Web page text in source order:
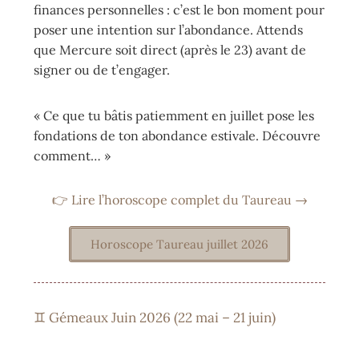
finances personnelles : c’est le bon moment pour
poser une intention sur l’abondance. Attends
que Mercure soit direct (après le 23) avant de
signer ou de t’engager.
« Ce que tu bâtis patiemment en juillet pose les
fondations de ton abondance estivale. Découvre
comment… »
👉 Lire l’horoscope complet du Taureau →
Horoscope Taureau juillet 2026
♊ Gémeaux Juin 2026 (22 mai – 21 juin)